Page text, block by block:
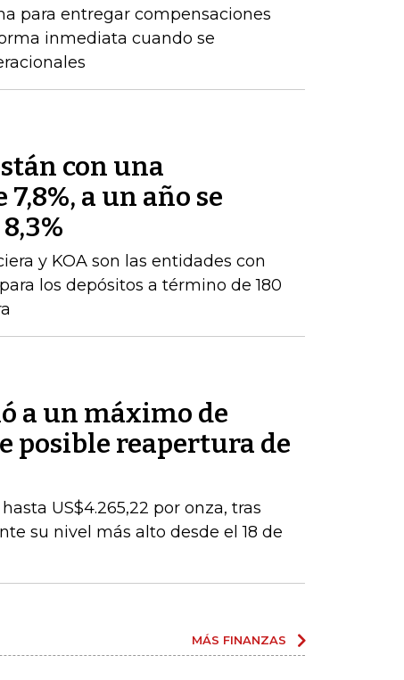
para entregar compensaciones
inmediata cuando se
con una
a un año se
y KOA son las entidades con
los depósitos a término de 180
a un máximo de
posible reapertura de
US$4.265,22 por onza, tras
su nivel más alto desde el 18 de
MÁS FINANZAS